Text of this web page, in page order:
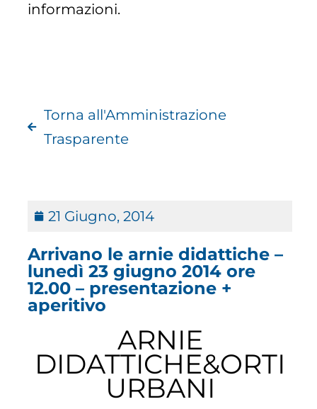
informazioni.
Torna all'Amministrazione
Trasparente
21 Giugno, 2014
Arrivano le arnie didattiche –
lunedì 23 giugno 2014 ore
12.00 – presentazione +
aperitivo
ARNIE
DIDATTICHE&ORTI
URBANI